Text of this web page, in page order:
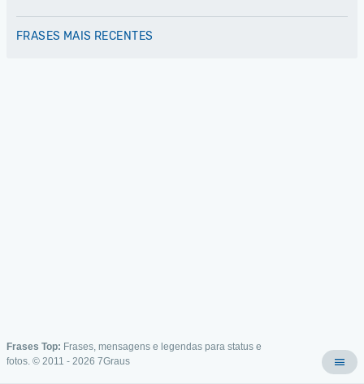
FRASES MAIS RECENTES
Frases Top: Frases, mensagens e legendas para status e
fotos. © 2011 - 2026 7Graus